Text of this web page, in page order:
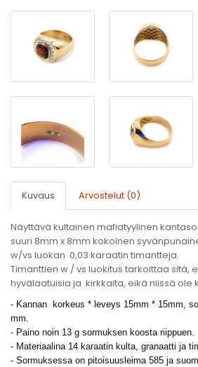
Kuvaus Arvostelut (0)
Näyttävä kultainen mafiatyylinen
suuri 8mm x 8mm kokoinen
w/vs luokan 0,03 karaatin timantteja.
Timanttien w / vs luokitus tarkoittaa sitä,
hyvälaatuisia ja kirkkaita, eikä niissä ole
- Kannan korkeus * leveys 15mm * 15mm,
mm.
- Paino noin 13 g sormuksen koosta riippuen.
- Materiaalina 14 karaatin kulta, granaatti ja
- Sormuksessa on pitoisuusleima 585 ja